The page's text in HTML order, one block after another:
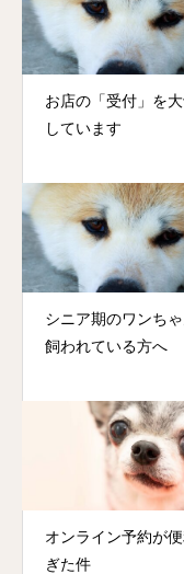
お店の「受付」を
しています
シニア期のワンち
飼われている方へ
オンライン予約が
ぎた件